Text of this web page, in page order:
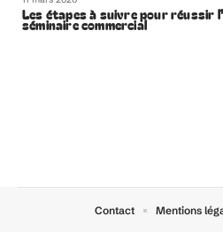
Les étapes à suivre pour réussir
séminaire commercial
Contact Mentions